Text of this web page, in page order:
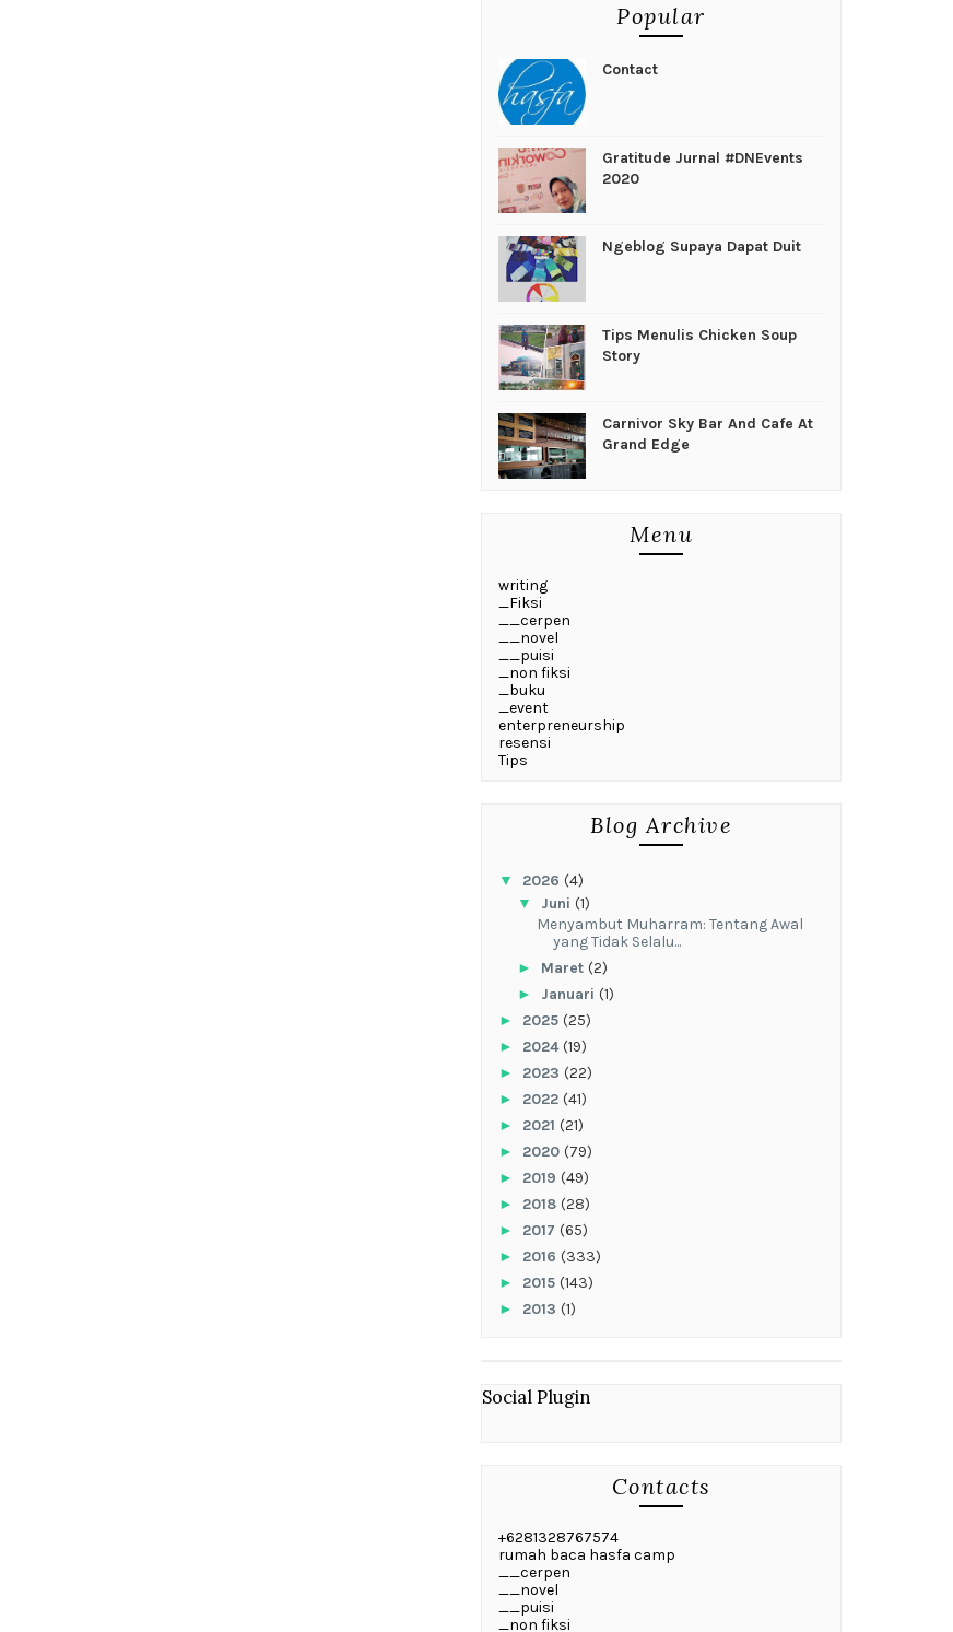
Popular
Contact
Gratitude Jurnal #DNEvents
2020
Ngeblog Supaya Dapat Duit
Tips Menulis Chicken Soup
Story
Carnivor Sky Bar And Cafe At
Grand Edge
Menu
writing
_Fiksi
__cerpen
__novel
__puisi
_non fiksi
_buku
_event
enterpreneurship
resensi
Tips
Blog Archive
▼ 2026 (4)
▼ Juni (1)
Menyambut Muharram: Tentang Awal
yang Tidak Selalu...
► Maret (2)
► Januari (1)
► 2025 (25)
► 2024(19)
► 2023 (22)
► 2022 (41)
► 2021 (21)
► 2020 (79)
► 2019 (49)
► 2018 (28)
► 2017 (65)
► 2016 (333)
► 2015 (143)
► 2013 (1)
Social Plugin
Contacts
+6281328767574
rumah baca hasfa camp
__cerpen
__novel
__puisi
_non fiksi